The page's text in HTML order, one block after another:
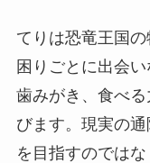
てりは恐竜王国
困りごとに出会
歯みがき、食べ
びます。現実の
を目指すのでは